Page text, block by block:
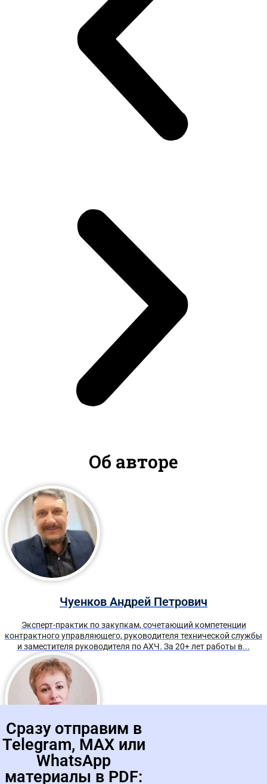
Об авторе
Чуенков Андрей Петрович
Эксперт-практик по закупкам, сочетающий компетенции
контрактного управляющего, руководителя технической службы
и заместителя руководителя по АХЧ. За 20+ лет работы в...
Тур Лилиана Николаевна
Сразу отправим в
Telegram, MAX или
WhatsApp
материалы в PDF: